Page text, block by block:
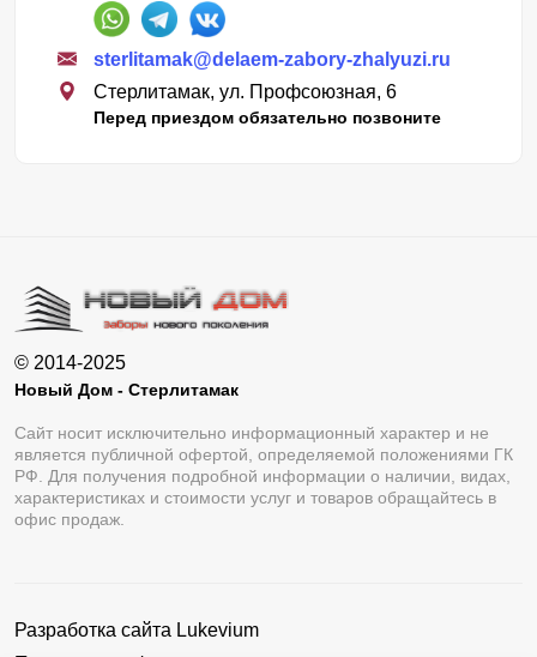
sterlitamak@delaem-zabory-zhalyuzi.ru
Стерлитамак, ул. Профсоюзная, 6
Перед приездом обязательно позвоните
© 2014-2025
Новый Дом - Стерлитамак
Сайт носит исключительно информационный характер и не
является публичной офертой, определяемой положениями ГК
РФ. Для получения подробной информации о наличии, видах,
характеристиках и стоимости услуг и товаров обращайтесь в
офис продаж.
Разработка сайта Lukevium